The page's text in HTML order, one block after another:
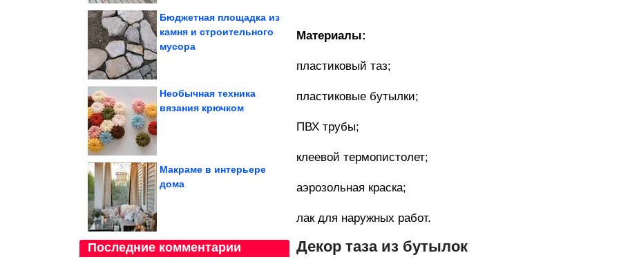
Бюджетная площадка из
камня и строительного
мусора
Необычная техника
вязания крючком
Макраме в интерьере
дома
Последние комментарии
Материалы:
пластиковый таз;
пластиковые бутылки;
ПВХ трубы;
клеевой термопистолет;
аэрозольная краска;
лак для наружных работ.
Декор таза из бутылок